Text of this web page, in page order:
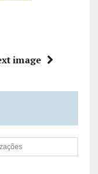
image